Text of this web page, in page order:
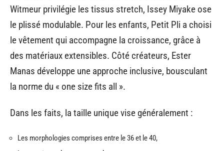
Witmeur privilégie les tissus stretch, Issey Miyake ose
le plissé modulable. Pour les enfants, Petit Pli a choisi
le vêtement qui accompagne la croissance, grâce à
des matériaux extensibles. Côté créateurs, Ester
Manas développe une approche inclusive, bousculant
la norme du « one size fits all ».
Dans les faits, la taille unique vise généralement :
Les morphologies comprises entre le 36 et le 40,